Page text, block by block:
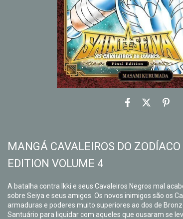
MANGÁ CAVALEIROS DO
EDITION VOLUME 4
A batalha contra Ikki e seus Cavaleiros Negros mal
sobre Seiya e seus amigos. Os novos inimigos são os
armaduras e poderes muito superiores ao dos de
Santuário para liquidar com aqueles que ousaram se